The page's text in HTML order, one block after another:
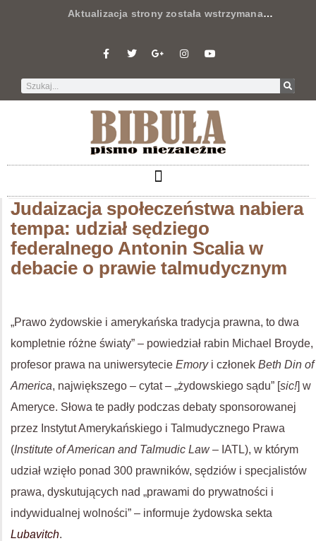
Aktualizacja strony została wstrzymana…
Judaizacja społeczeństwa nabiera
tempa: udział sędziego
federalnego Antonin Scalia w
debacie o prawie talmudycznym
„Prawo żydowskie i amerykańska tradycja prawna, to dwa
kompletnie różne światy” – powiedział rabin Michael Broyde,
profesor prawa na uniwersytecie Emoryi członek Beth Din of
America, największego – cytat – „żydowskiego sądu” [sic!] w
Ameryce. Słowa te padły podczas debaty sponsorowanej
przez Instytut Amerykańskiego i Talmudycznego Prawa
(Institute of American and Talmudic Law– IATL), w którym
udział wzięło ponad 300 prawników, sędziów i specjalistów
prawa, dyskutujących nad „prawami do prywatności i
indywidualnej wolności” – informuje żydowska sekta
Lubavitch.